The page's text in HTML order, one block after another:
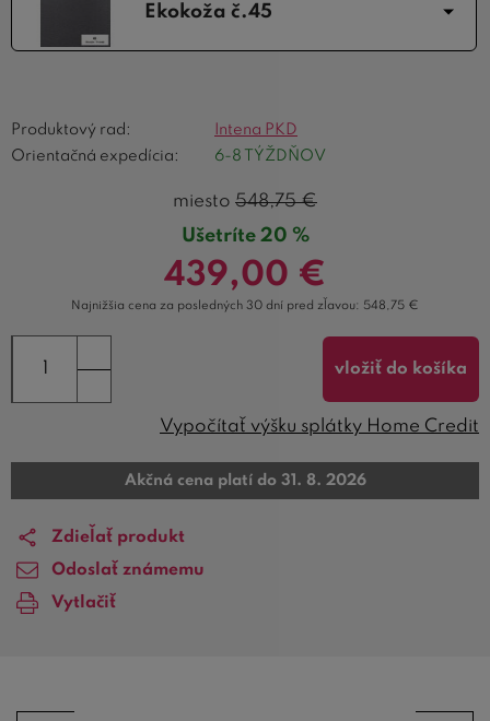
Ekokoža č.45
Produktový rad:
Intena PKD
Orientačná expedícia:
6-8 TÝŽDŇOV
miesto 548,75€
Ušetríte 20 %
439,00 €
Najnižšia cena za posledných 30 dní pred zľavou: 548,75 €
vložiť do košíka
Vypočítať výšku splátky Home Credit
Akčná cena platí do 31. 8. 2026
Zdieľať produkt
Odoslať známemu
Vytlačiť